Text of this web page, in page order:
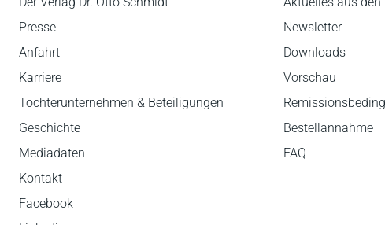
Presse
Anfahrt
Karriere
Tochterunternehmen & Beteiligungen
Geschichte
Mediadaten
Kontakt
Facebook
Newsletter
Downloads
Vorschau
Bestellannahme
FAQ